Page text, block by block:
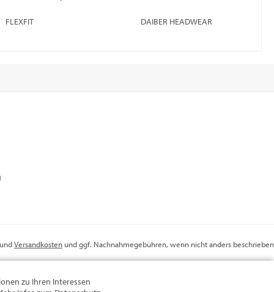
FLEXFIT DAIBER HEADWEAR
Versandkostenund ggf. Nachnahmegebühren, wenn nicht anders beschrieben
zu Ihren Interessen